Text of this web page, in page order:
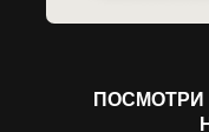
ПОСМОТРИ